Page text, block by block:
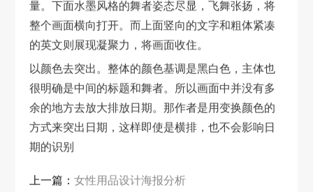
量。下面水墨风格的舞者姿态尽显，飞舞张扬，将
整个画面横向打开。而上面竖向的文字和粗体紧凑
的英文则展现凝聚力，将画面收住。
以颜色去突出。整体的颜色基调是黑白色，主体也
很明确是中间的标题和舞者。所以画面中并没有多
余的地方去放大排放日期。那作者是用变换颜色的
方式来突出日期，这样即使是横排，也不会影响日
期的识别
上一篇：女性用品设计海报分析